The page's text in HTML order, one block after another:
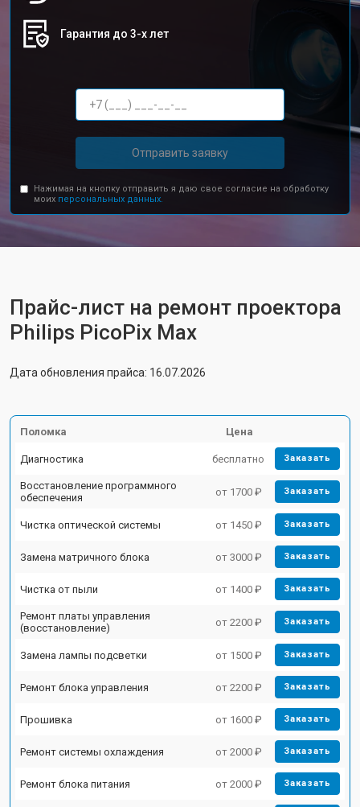
Гарантия до 3-х лет
Отправить заявку
Нажимая на кнопку отправить я даю свое согласие на обработку
моих персональных данных.
Прайс-лист на ремонт проектора
Philips PicoPix Max
Дата обновления прайса: 16.07.2026
Поломка Цена
Диагностика бесплатно Заказать
Восстановление программного
обеспечения
от 1700 ₽ Заказать
Чистка оптической системы от 1450 ₽ Заказать
Замена матричного блока от 3000 ₽ Заказать
Чистка от пыли от 1400 ₽ Заказать
Ремонт платы управления
(восстановление)
от 2200 ₽ Заказать
Замена лампы подсветки от 1500 ₽ Заказать
Ремонт блока управления от 2200 ₽ Заказать
Прошивка от 1600 ₽ Заказать
Ремонт системы охлаждения от 2000 ₽ Заказать
Ремонт блока питания от 2000 ₽ Заказать